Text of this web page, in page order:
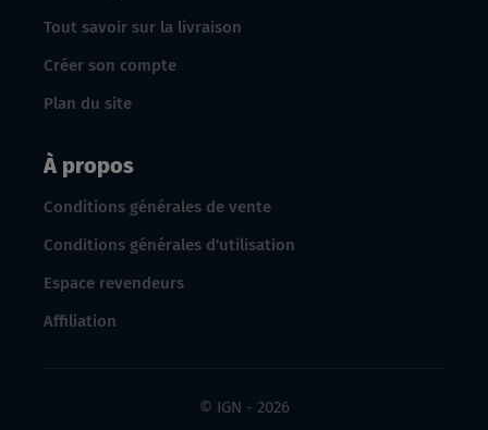
Tout savoir sur la livraison
Créer son compte
Plan du site
À propos
Conditions générales de vente
Conditions générales d'utilisation
Espace revendeurs
Affiliation
© IGN - 2026